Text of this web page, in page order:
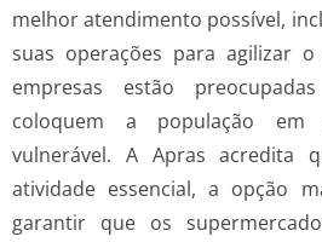
melhor atendimento possível,
suas operações para agilizar
empresas estão
coloquem a população em
vulnerável. A Apras
atividade essencial, a opção
garantir que os